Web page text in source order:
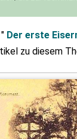
Der erste
zu diesem